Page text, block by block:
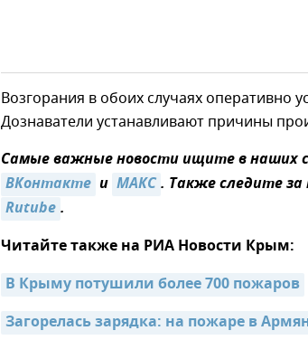
Возгорания в обоих случаях оперативно
Дознаватели устанавливают причины
Самые важные новости ищите в наших
ВКонтакте и MAКС. Также следите за
Rutube.
Читайте также на РИА Новости Крым:
В Крыму потушили более 700 пожаров
Загорелась зарядка: на пожаре в